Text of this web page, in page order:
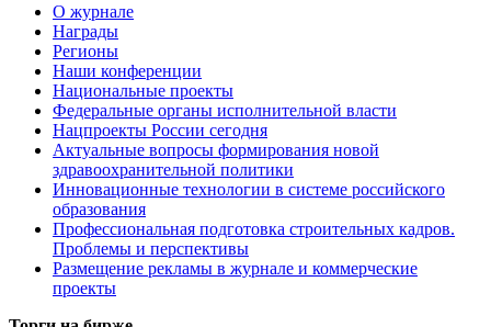
О журнале
Награды
Регионы
Наши конференции
Национальные проекты
Федеральные органы исполнительной власти
Нацпроекты России сегодня
Актуальные вопросы формирования новой
здравоохранительной политики
Инновационные технологии в системе российского
образования
Профессиональная подготовка строительных кадров.
Проблемы и перспективы
Размещение рекламы в журнале и коммерческие
проекты